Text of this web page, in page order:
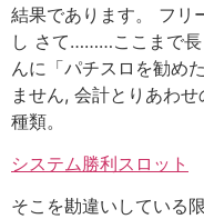
結果であります。 フリ
し さて………ここまで長
んに「パチスロを勧め
ません, 会計とりあわ
種類。
システム勝利スロット
そこを勘違いしている